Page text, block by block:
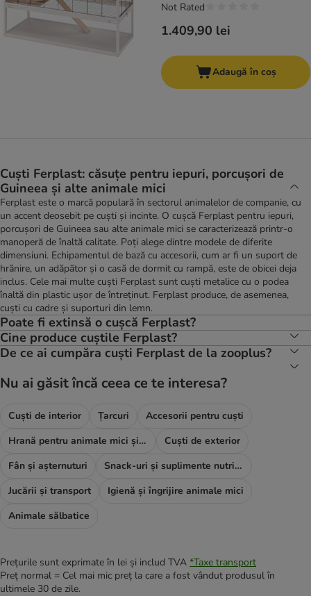
1.409,90 lei
Not Rated
Adaugă în coș
Cuști Ferplast: căsuțe pentru iepuri, porcușori de
Guineea și alte animale mici
Ferplast este o marcă populară în sectorul animalelor de companie, cu
un accent deosebit pe cuști și incinte. O cușcă Ferplast pentru iepuri,
porcușori de Guineea sau alte animale mici se caracterizează printr-o
manoperă de înaltă calitate. Poți alege dintre modele de diferite
dimensiuni. Echipamentul de bază cu accesorii, cum ar fi un suport de
hrănire, un adăpător și o casă de dormit cu rampă, este de obicei deja
inclus. Cele mai multe cuști Ferplast sunt cuști metalice cu o podea
înaltă din plastic ușor de întreținut. Ferplast produce, de asemenea,
cuști cu cadre și suporturi din lemn.
Poate fi extinsă o cușcă Ferplast?
Cine produce cuștile Ferplast?
De ce ai cumpăra cuști Ferplast de la zooplus?
Nu ai găsit încă ceea ce te interesa?
Cuști de interior Țarcuri
Accesorii pentru cuști
Hrană pentru animale mici și rozătoare
Cuști de exterior
Fân și așternuturi
Snack-uri și suplimente nutritive
Jucării și transport
Igienă și îngrijire animale mici
Animale sălbatice
Prețurile sunt exprimate în lei și includ TVA *Taxe transport
Preț normal = Cel mai mic preț la care a fost vândut produsul în
ultimele 30 de zile.